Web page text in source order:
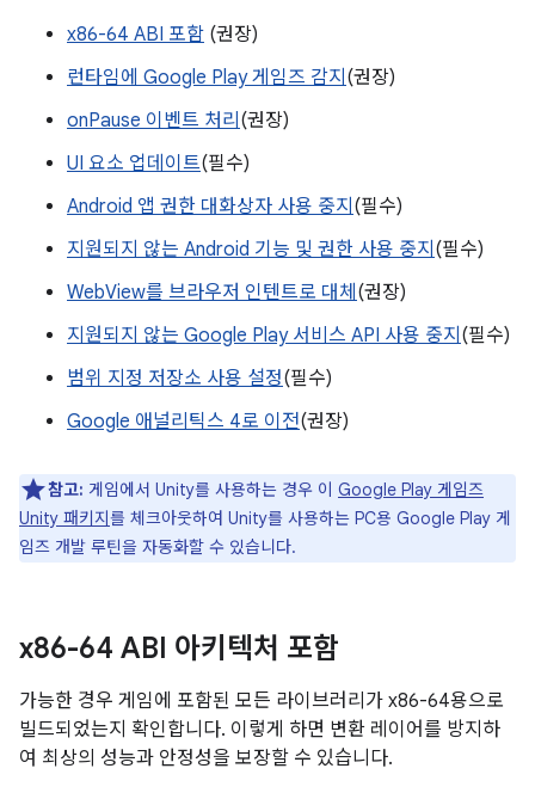
x86-64 ABI 포함 (권장)
런타임에 Google Play 게임즈 감지 (권장)
onPause 이벤트 처리 (권장)
UI 요소 업데이트(필수)
Android 앱 권한 대화상자 사용 중지 (필수)
지원되지 않는 Android 기능 및 권한 사용 중지 (필수)
WebView를 브라우저 인텐트로 대체 (권장)
지원되지 않는 Google Play 서비스 API 사용 중지 (필수)
범위 지정 저장소 사용 설정(필수)
Google 애널리틱스 4로 이전(권장)
참고: 게임에서 Unity를 사용하는 경우 이 Google Play 게임즈
Unity 패키지를 체크아웃하여 Unity를 사용하는 PC용 Google Play 게
임즈 개발 루틴을 자동화할 수 있습니다.
x86-64 ABI 아키텍처 포함
가능한 경우 게임에 포함된 모든 라이브러리가 x86-64용으로
빌드되었는지 확인합니다. 이렇게 하면 변환 레이어를 방지하
여 최상의 성능과 안정성을 보장할 수 있습니다.